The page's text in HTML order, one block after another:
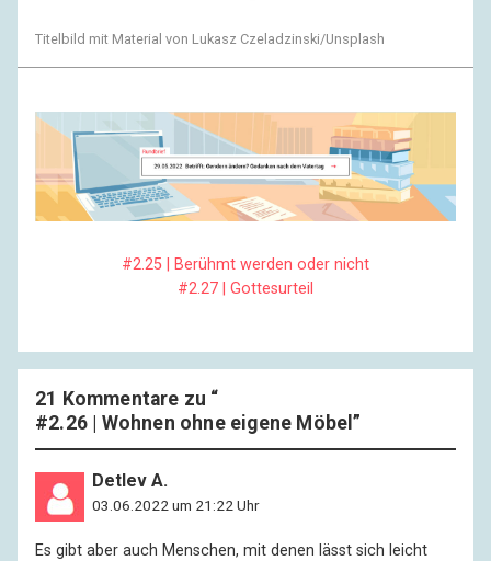
Titelbild mit Material von Lukasz Czeladzinski/Unsplash
#2.25 | Berühmt werden oder nicht
#2.27 | Gottesurteil
21 Kommentare zu “
#2.26 | Wohnen ohne eigene Möbel”
Detlev A.
03.06.2022 um 21:22 Uhr
Es gibt aber auch Menschen, mit denen lässt sich leicht